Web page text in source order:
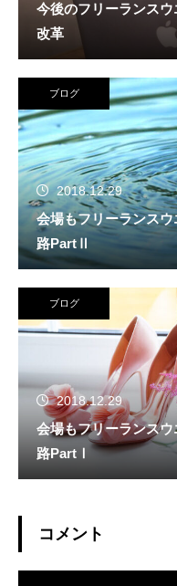
今後のフリーランス
改革
ブログ
2018.12.29
会場もフリーランス
路PartⅡ
ブログ
2018.12.29
会場もフリーランス
路PartⅠ
コメント